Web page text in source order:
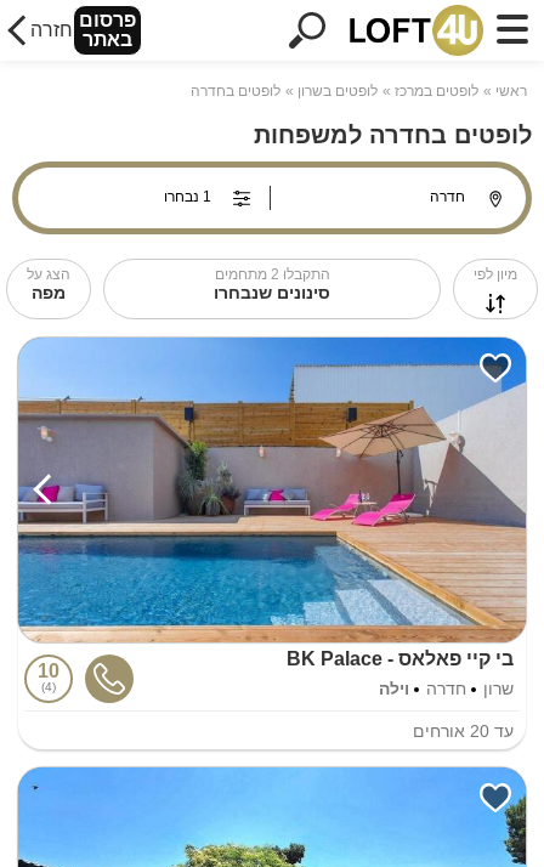
פרסום
באתר חזרה
ראשי לופטים במרכז לופטים בשרון לופטים בחדרה
לופטים בחדרה למשפחות
מיון לפי התקבלו 2 מתחמים
סינונים שנבחרו
הצג על
מפה
בי קיי פאלאס - BK Palace
שרון חדרה וילה
10
4
עד 20 אורחים